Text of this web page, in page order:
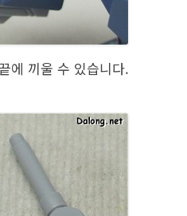
에 끼울 수 있습니다.